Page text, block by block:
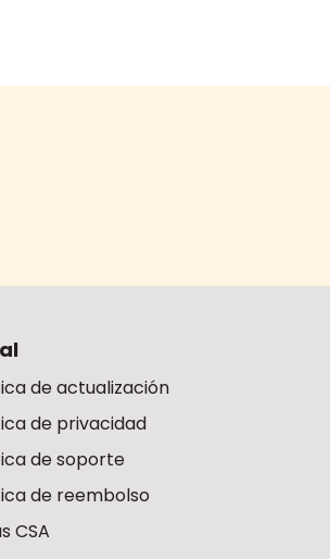
de actualización
de privacidad
de soporte
de reembolso
CSA